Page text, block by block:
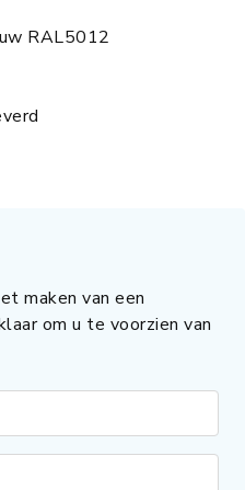
RAL5012
maken van een
om u te voorzien van